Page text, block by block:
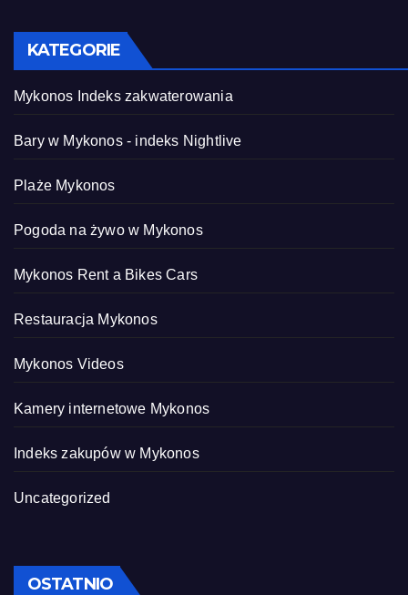
KATEGORIE
Mykonos Indeks zakwaterowania
Bary w Mykonos - indeks Nightlive
Plaże Mykonos
Pogoda na żywo w Mykonos
Mykonos Rent a Bikes Cars
Restauracja Mykonos
Mykonos Videos
Kamery internetowe Mykonos
Indeks zakupów w Mykonos
Uncategorized
OSTATNIO